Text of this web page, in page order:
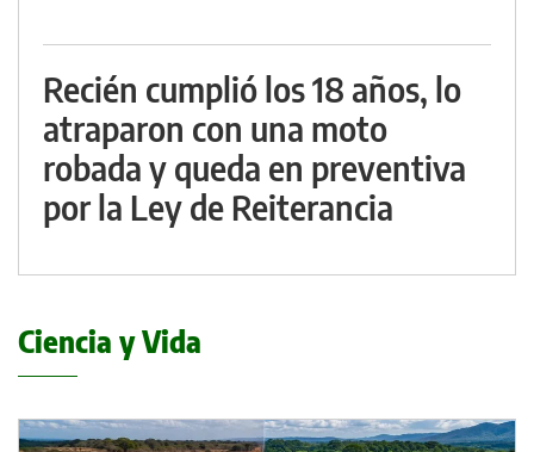
Recién cumplió los 18 años, lo
atraparon con una moto
robada y queda en preventiva
por la Ley de Reiterancia
Ciencia y Vida